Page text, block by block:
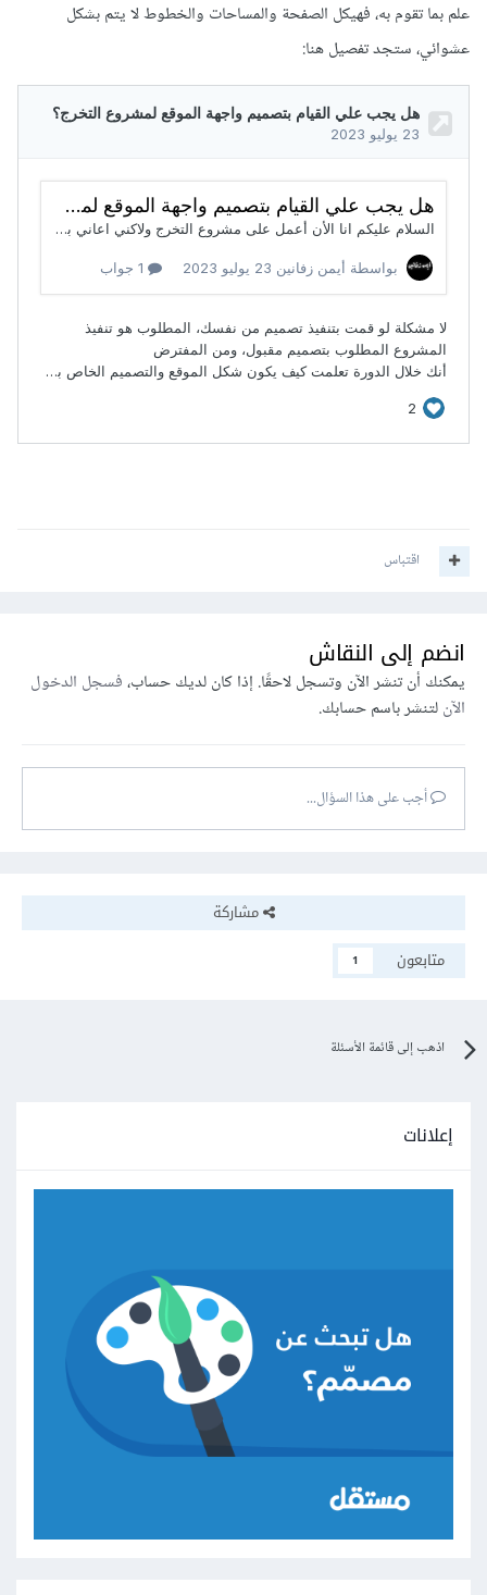
علم بما تقوم به، فهيكل الصفحة والمساحات والخطوط لا يتم بشكل
عشوائي، ستجد تفصيل هنا:
اقتباس
انضم إلى النقاش
يمكنك أن تنشر الآن وتسجل لاحقًا. إذا كان لديك حساب،فسجل الدخول
الآنلتنشر باسم حسابك.
أجب على هذا السؤال...
مشاركة
متابعون
1
اذهب إلى قائمة الأسئلة
إعلانات